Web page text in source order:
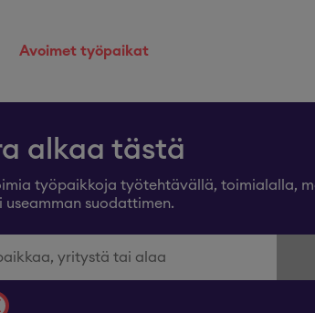
avoimet työpaikat
alkaa tästä
työpaikkoja työtehtävällä, toimialalla,
useamman suodattimen.